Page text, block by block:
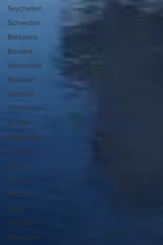
Seychellen
Schweden
Barbados
Bonaire
Venezuela
Brasilien
Vietnam
Tschechien
St. Kitts
Kapverden
Kenia
China
Ungarn
Mauritius
Kuba
Malaysia
Malediven